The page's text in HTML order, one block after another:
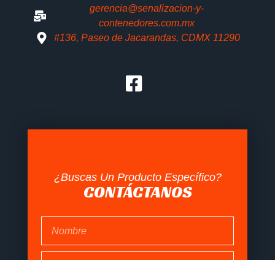
gerencia@senalizacion-y-
contenedores.com.mx
#136, Paseo de Jacarandas, CDMX 11290
¿Buscas Un Producto Específico?
CONTÁCTANOS